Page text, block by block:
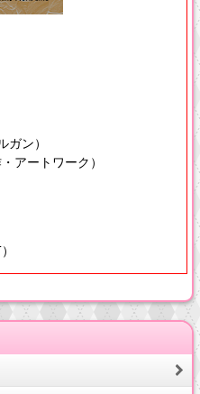
ガン）
アートワーク）